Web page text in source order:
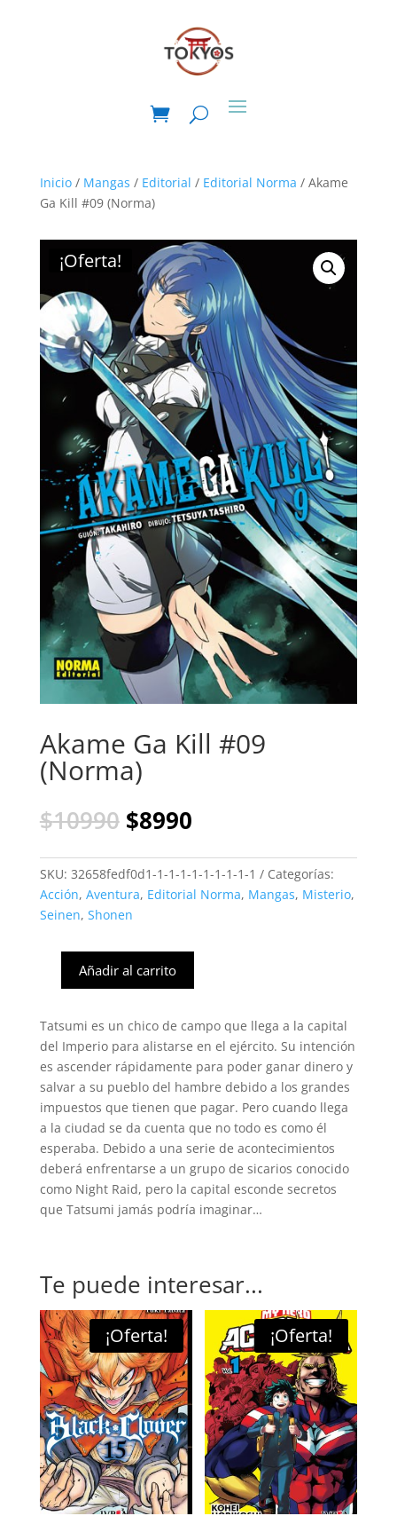
Inicio/ Mangas / Editorial / Editorial Norma / Akame
Ga Kill #09 (Norma)
¡Oferta!
Akame Ga Kill #09
(Norma)
$10990 El
precio
original
era:
$10990.
$8990El
actual
es:
$8990.
SKU: 32658fedf0d1-1-1-1-1-1-1-1-1-1
Categorías:
Acción, Aventura, Editorial Norma, Mangas, Misterio,
Seinen, Shonen
Kill
#09
(Norma)
cantidad
Añadir al carrito
Tatsumi es un chico de campo que llega a la capital
del Imperio para alistarse en el ejército. Su intención
es ascender rápidamente para poder ganar dinero y
salvar a su pueblo del hambre debido a los grandes
impuestos que tienen que pagar. Pero cuando llega
a la ciudad se da cuenta que no todo es como él
esperaba. Debido a una serie de acontecimientos
deberá enfrentarse a un grupo de sicarios conocido
como Night Raid, pero la capital esconde secretos
que Tatsumi jamás podría imaginar…
Te puede interesar...
¡Oferta! ¡Oferta!